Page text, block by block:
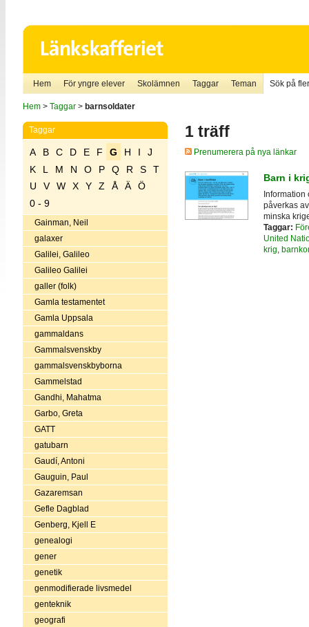
Hem För yngre elever Skolämnen Taggar Teman Sök på
Hem> Taggar> barnsoldater
Taggar
A B C D E F G H I
J
K
L M N O P Q R S
T
U
V W X Y Z Å Ä
Ö
0 - 9
Gainman, Neil
galaxer
Galilei, Galileo
Galileo Galilei
galler (folk)
Gamla testamentet
Gamla Uppsala
gammaldans
Gammalsvenskby
gammalsvenskbyborna
Gammelstad
Gandhi, Mahatma
Garbo, Greta
GATT
gatubarn
Gaudí, Antoni
Gauguin, Paul
Gazaremsan
Gefle Dagblad
Genberg, Kjell E
genealogi
gener
genetik
genmodifierade livsmedel
genteknik
geografi
1 träff
Prenumerera på nya länkar
Barn i
Information
påverkas
minska
Taggar:
United
krig